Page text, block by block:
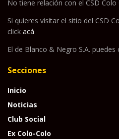
No tiene relación con el CSD
Si quieres visitar el sitio del CSD
click acá
El de Blanco & Negro S.A. puedes
Secciones
Inicio
Noticias
Club Social
Ex Colo-Colo